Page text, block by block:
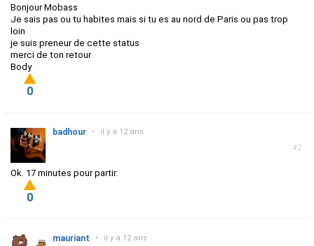
Bonjour Mobass
Je sais pas ou tu habites mais si tu es au nord de Paris ou pas trop
loin
je suis preneur de cette status
merci de ton retour
Body
0
#2
badhour • il y a 12 ans
Ok. 17 minutes pour partir.
0
mauriant • il y a 12 ans